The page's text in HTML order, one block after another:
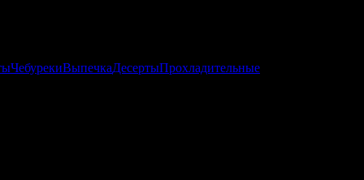
ЧебурекиВыпечкаДесертыПрохладительные